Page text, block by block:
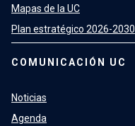
Mapas de la UC
Plan estratégico 2026-2030
COMUNICACIÓN UC
Noticias
Agenda